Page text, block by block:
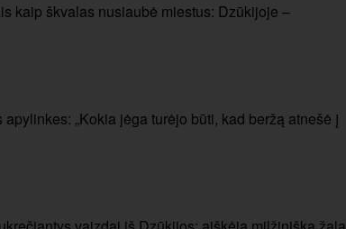
kaip škvalas nusiaubė miestus: Dzūkijoje –
„Kokia jėga turėjo būti, kad beržą atnešė į